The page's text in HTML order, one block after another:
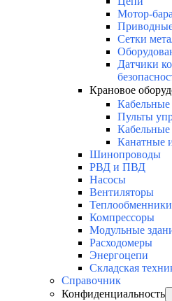
Мотор-
Сетки
Датчики
Крановое
Кабельные
Пульты
Канатные
Шинопроводы
РВД и ПВД
Насосы
Вентиляторы
Теплообменники
Компрессоры
Модульные
Расходомеры
Энергоцепи
Складская
Справочник
Конфиденциальность